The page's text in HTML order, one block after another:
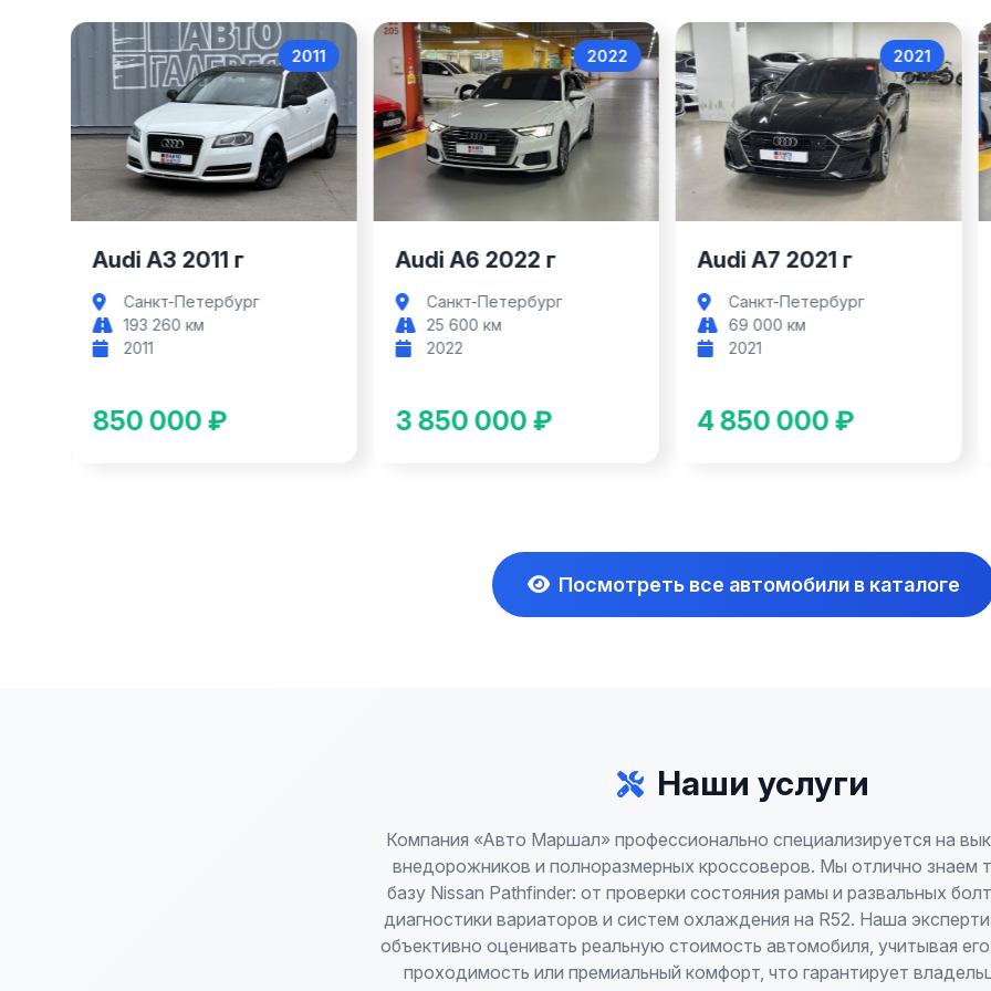
Audi A3
2011
Audi A3 2011 г
Санкт-Петербург
193 260 км
2011
850 000 ₽
Audi A6
2022
Audi A6 2022 г
Санкт-Петербург
25 600 км
2022
3 850 000 ₽
Audi A7
2021
Audi A7 2021 г
Санкт-Петербург
69 000 км
2021
4 850 000 ₽
Посмотреть все автомобили в каталоге
Наши услуги
Компания «Авто Маршал» профессионально специализируется на
внедорожников и полноразмерных кроссоверов. Мы отлично знаем
базу Nissan Pathfinder: от проверки состояния рамы и развальных
диагностики вариаторов и систем охлаждения на R52. Наша
объективно оценивать реальную стоимость автомобиля, учитывая
проходимость или премиальный комфорт, что гарантирует